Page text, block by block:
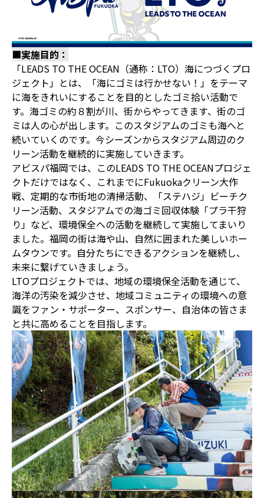
■実施目的：
「LEADS TO THE OCEAN（通称：LTO）海につづくプロ
ジェクト」とは、「海にゴミは行かせない！」をテーマ
に海をきれいにすることを目的としたゴミ拾い活動で
す。海ゴミの約８割が川、街からやってきます、街のゴ
ミは人の心が出します。このスタジアムのゴミも海へと
続いていくのです。今シーズンからスタジアム周辺のク
リーン活動を継続的に実施していきます。
アビスパ福岡では、このLEADS TO THE OCEANプロジェ
クトだけではなく、これまでにFukuokaクリーン大作
戦、定期的な市街地の清掃活動、「ステハジ」ビーチク
リーン活動、スタジアムでの海ゴミ回収体験「プラ干狩
り」など、環境保全への活動を継続して実施してまいり
ました。福岡の街は海や山、自然に囲まれた美しいホー
ムタウンです。自分たちにできるアクションを継続し、
未来に繋げていきましょう。
LTOプロジェクトでは、地域の環境保全活動を通じて、
海洋の汚染を減少させ、地域コミュニティの環境への意
識をファン・サポーター、スポンサー、自治体の皆さま
と共に高めることを目指します。